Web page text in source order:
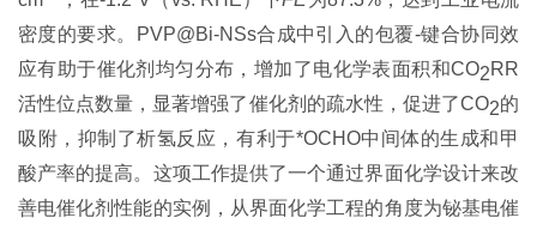
密度的要求。PVP@Bi-NSs合成中引入的包覆-键合协同效
应有助于催化剂均匀分布，增加了电化学表面积和CO2RR
活性位点数量，显著增强了催化剂的疏水性，促进了CO2的
吸附，抑制了析氢反应，有利于*OCHO中间体的生成和甲
酸产率的提高。 这项工作提供了一个通过界面化学设计来改
善电催化剂性能的实例，从界面化学工程的角度为铋基电催